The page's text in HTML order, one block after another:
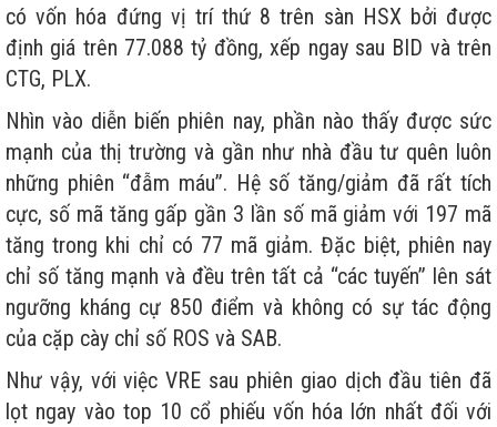
có vốn hóa đứng vị trí thứ 8 trên sàn HSX bởi được
định giá trên 77.088 tỷ đồng, xếp ngay sau BID và trên
CTG, PLX.
Nhìn vào diễn biến phiên nay, phần nào thấy được sức
mạnh của thị trường và gần như nhà đầu tư quên luôn
những phiên “đẫm máu”. Hệ số tăng/giảm đã rất tích
cực, số mã tăng gấp gần 3 lần số mã giảm với 197 mã
tăng trong khi chỉ có 77 mã giảm. Đặc biệt, phiên nay
chỉ số tăng mạnh và đều trên tất cả “các tuyến” lên sát
ngưỡng kháng cự 850 điểm và không có sự tác động
của cặp cày chỉ số ROS và SAB.
Như vậy, với việc VRE sau phiên giao dịch đầu tiên đã
lọt ngay vào top 10 cổ phiếu vốn hóa lớn nhất đối với